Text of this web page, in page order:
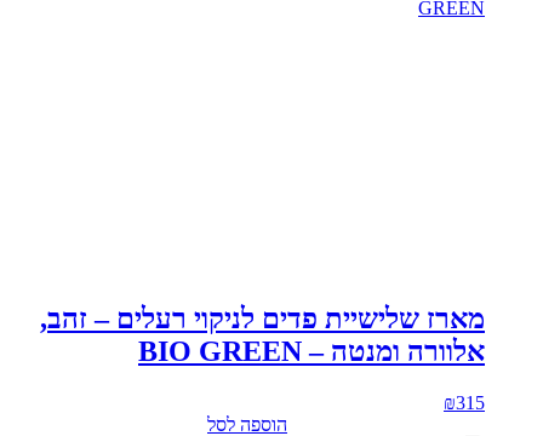
מארז שלישיית פדים לניקוי רעלים – זהב,
אלוורה ומנטה – BIO GREEN
₪315
הוספה לסל